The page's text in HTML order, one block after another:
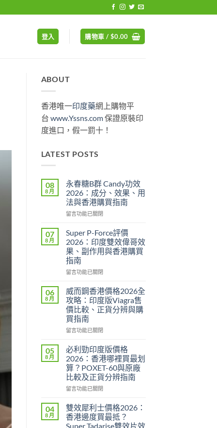
登入 購物車 / $0.00
ABOUT
香港唯一印度藥網上購物平
台 www.Yssns.com保證原裝印
度進口，假一罰十！
LATEST POSTS
08
8 月
永春糖B群 Candy功效
2026：成分、效果、用
法與香港購買指南
在
春
B
群
Candy
功
2026：
成
分、
效
果、
用
與
香
港
購
買
指
中
留言功能已關閉
07
8 月
Super P-Force評價
2026：印度雙效偉哥效
果、副作用與香港購買
指南
在
P-
Force
評
價
2026：
印
雙
效
偉
哥
效
果、
作
用
與
留言功能已關閉
06
8 月
威而鋼香港價格2026全
攻略：印度版Viagra售
價比較、正貨分辨與購
買指南
在
而
鋼
香
港
價
格
全
攻
略：
留言功能已關閉
05
8 月
必利勁印度版價格
2026：香港哪裡買最划
算？POXET-60與原廠
比較及正貨分辨指南
在
利
勁
印
留言功能已關閉
04
8 月
雙效犀利士價格2026：
香港邊度買最抵？
Super Tadarise雙效片效